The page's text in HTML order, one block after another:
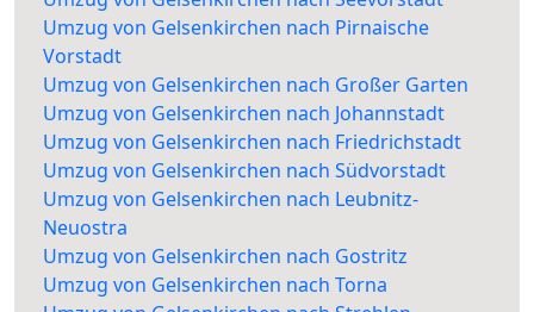
Umzug von Gelsenkirchen nach Pirnaische
Vorstadt
Umzug von Gelsenkirchen nach Großer Garten
Umzug von Gelsenkirchen nach Johannstadt
Umzug von Gelsenkirchen nach Friedrichstadt
Umzug von Gelsenkirchen nach Südvorstadt
Umzug von Gelsenkirchen nach Leubnitz-
Neuostra
Umzug von Gelsenkirchen nach Gostritz
Umzug von Gelsenkirchen nach Torna